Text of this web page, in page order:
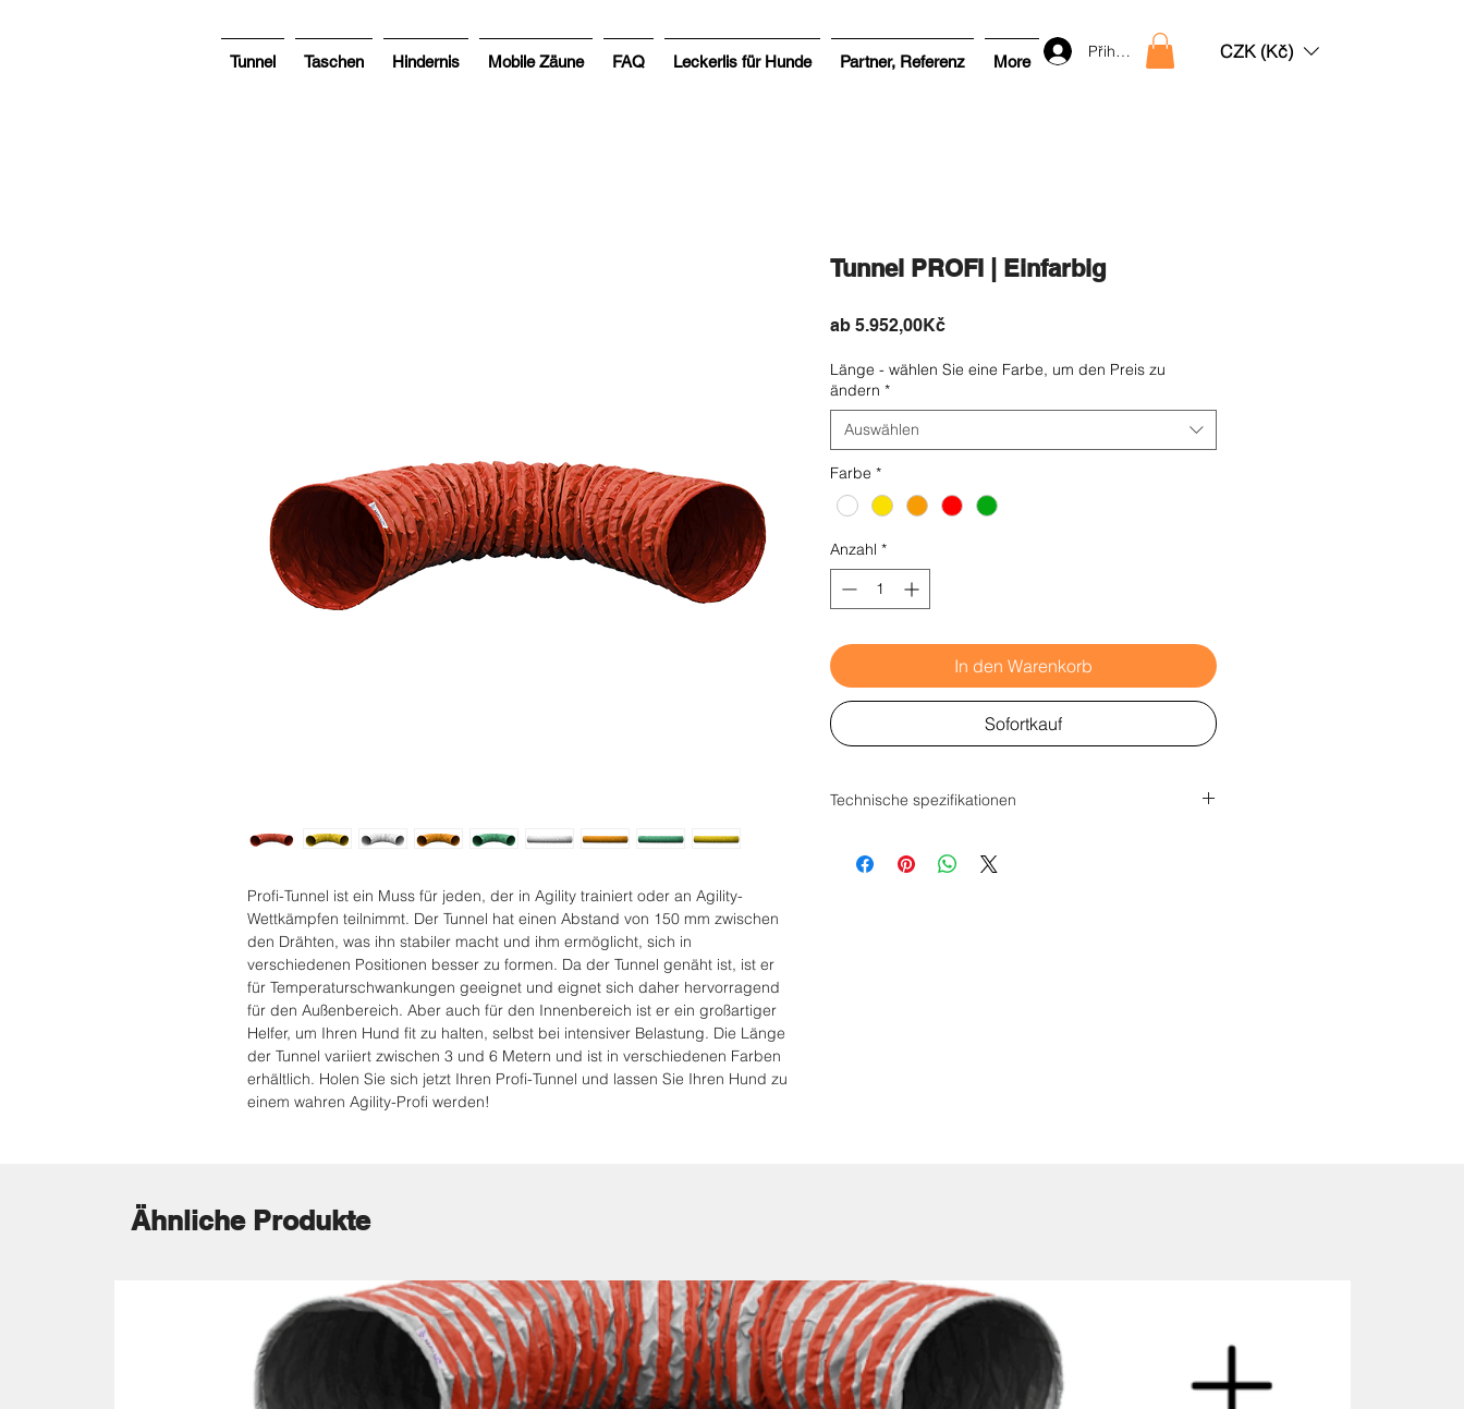
Tunnel Taschen Hindernis Mobile Zäune FAQ Leckerlis für Hunde Partner, Referenz More CZK (Kč)
Přihlásit
Profi-Tunnel ist ein Muss für jeden, der in Agility trainiert oder an Agility-
Wettkämpfen teilnimmt. Der Tunnel hat einen Abstand von 150 mm zwischen
den Drähten, was ihn stabiler macht und ihm ermöglicht, sich in
verschiedenen Positionen besser zu formen. Da der Tunnel genäht ist, ist er
für Temperaturschwankungen geeignet und eignet sich daher hervorragend
für den Außenbereich. Aber auch für den Innenbereich ist er ein großartiger
Helfer, um Ihren Hund fit zu halten, selbst bei intensiver Belastung. Die Länge
der Tunnel variiert zwischen 3 und 6 Metern und ist in verschiedenen Farben
erhältlich. Holen Sie sich jetzt Ihren Profi-Tunnel und lassen Sie Ihren Hund zu
einem wahren Agility-Profi werden!
Tunnel PROFI | Einfarbig
ab 5.952,00KčSale-
Länge - wählen Sie eine Farbe, um den Preis zu
ändern *
Auswählen
Farbe *
Anzahl *
In den Warenkorb
Sofortkauf
Technische spezifikationen
Tunneldurchmesser: 60 cm Abstand zwischen den
Ähnliche Produkte